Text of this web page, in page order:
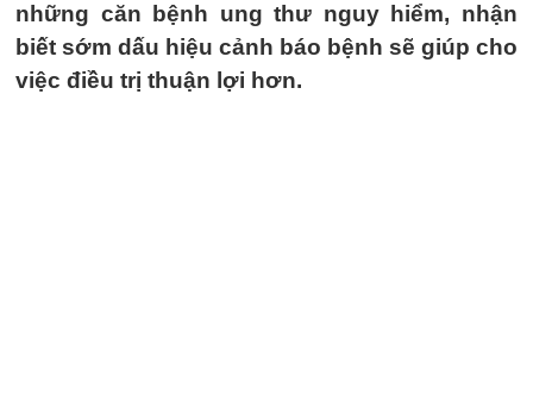
những căn bệnh ung thư nguy hiểm, nhận
biết sớm dấu hiệu cảnh báo bệnh sẽ giúp cho
việc điều trị thuận lợi hơn.